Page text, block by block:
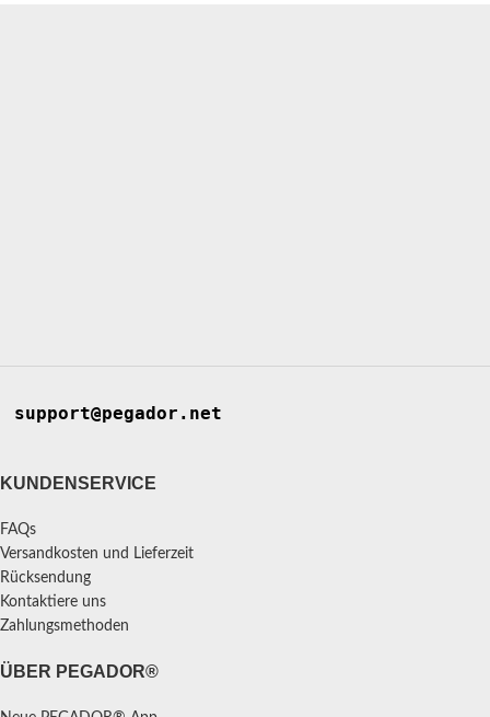
support@pegador.net
KUNDENSERVICE
FAQs
Versandkosten und Lieferzeit
Rücksendung
Kontaktiere uns
Zahlungsmethoden
ÜBER PEGADOR®